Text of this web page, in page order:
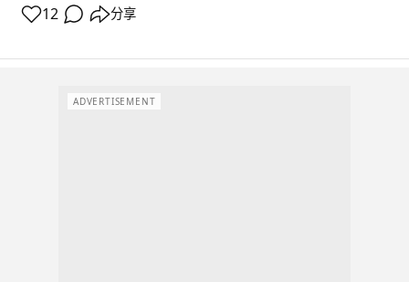
12 分享
ADVERTISEMENT